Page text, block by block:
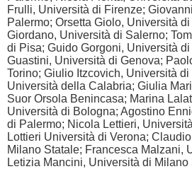
Frulli, Università di Firenze;
Palermo; Orsetta Giolo, Università
Giordano, Università di Salerno;
di Pisa; Guido Gorgoni, Università
Guastini, Università di Genova;
Torino; Giulio Itzcovich, Università
Università della Calabria; Giulia
Suor Orsola Benincasa; Marina
Università di Bologna; Agostino
di Palermo; Nicola Lettieri,
Lottieri Università di Verona;
Milano Statale; Francesca Malzani,
Letizia Mancini, Università di Milano